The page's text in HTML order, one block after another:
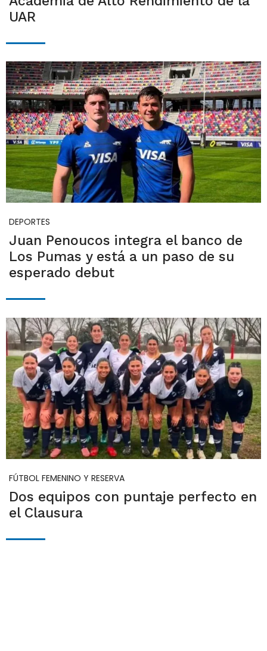
UAR
DEPORTES
Juan Penoucos integra el banco de
Los Pumas y está a un paso de su
esperado debut
FÚTBOL FEMENINO Y RESERVA
Dos equipos con puntaje perfecto en
el Clausura